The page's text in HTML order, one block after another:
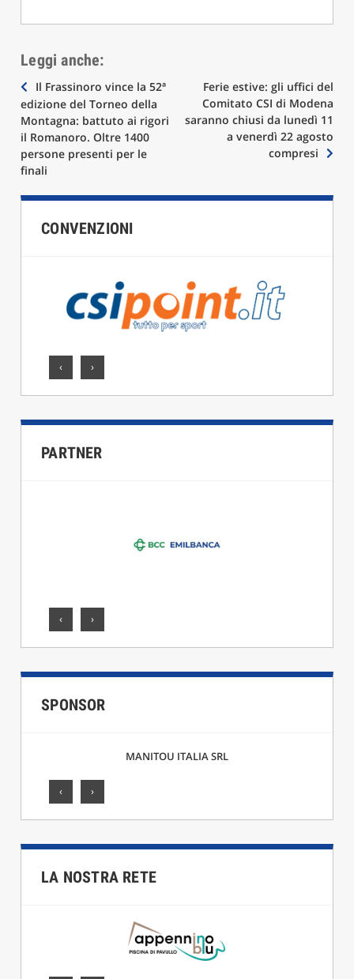
Leggi anche:
Navigazione
articoli
Il Frassinoro vince la 52ª
edizione del Torneo della
Montagna: battuto ai rigori
il Romanoro. Oltre 1400
persone presenti per le
finali
Ferie estive: gli uffici del
Comitato CSI di Modena
saranno chiusi da lunedì 11
a venerdì 22 agosto
compresi
CONVENZIONI
‹ ›
PARTNER
‹ ›
SPONSOR
MANITOU ITALIA SRL
‹ ›
LA NOSTRA RETE